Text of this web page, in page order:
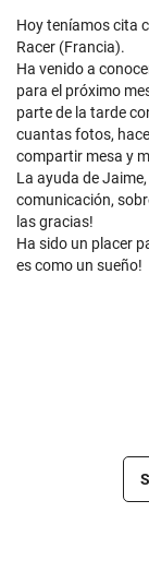
Hoy teníamos cita
Racer (Francia).
Ha venido a
para el próximo
parte de la tarde
cuantas fotos,
compartir mesa y
La ayuda de
comunicación,
las gracias!
Ha sido un placer
es como un sueño!